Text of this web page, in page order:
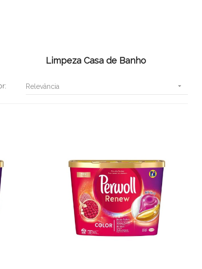
Limpeza Casa de Banho
Relevância 